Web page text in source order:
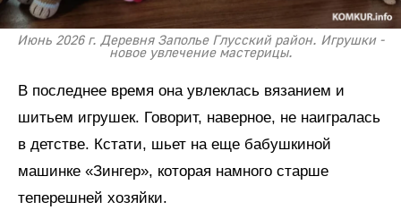
Июнь 2026 г. Деревня Заполье Глусский район. Игрушки -
новое увлечение мастерицы.
В последнее время она увлеклась вязанием и
шитьем игрушек. Говорит, наверное, не наигралась
в детстве. Кстати, шьет на еще бабушкиной
машинке «Зингер», которая намного старше
теперешней хозяйки.